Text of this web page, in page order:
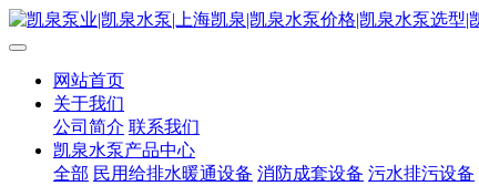
网站首页
关于我们
公司简介 联系我们
凯泉水泵产品中心
全部 民用给排水暖通设备 消防成套设备 污水排污设备